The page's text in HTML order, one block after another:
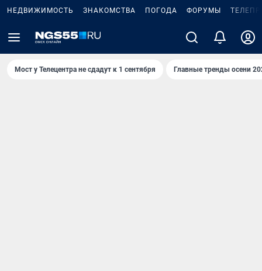
НЕДВИЖИМОСТЬ ЗНАКОМСТВА ПОГОДА ФОРУМЫ
Мост у Телецентра не сдадут к 1 сентября Главные тренды осени